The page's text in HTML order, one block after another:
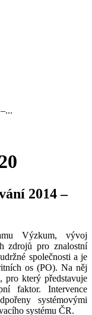
2014 –
Výzkum, vývoj
zdrojů pro znalostní
společnosti a je
os (PO). Na něj
pro který představuje
faktor. Intervence
systémovými
systému ČR.